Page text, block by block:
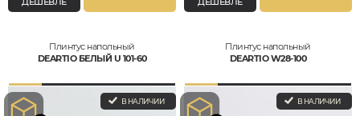
Плинтус напольный
DEARTIO БЕЛЫЙ U 101-60
В НАЛИЧИИ
Плинтус напольный
DEARTIO W28-100
В НАЛИЧИИ